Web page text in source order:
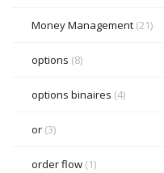
Money Management (21)
options (8)
options binaires (4)
or (3)
order flow (1)